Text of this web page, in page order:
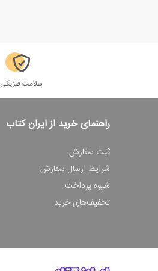
سلامت فیزیکی
راهنمای خرید از ایران کتاب
ثبت سفارش
شرایط ارسال سفارش
شیوه پرداخت
تخفیف‌های خرید